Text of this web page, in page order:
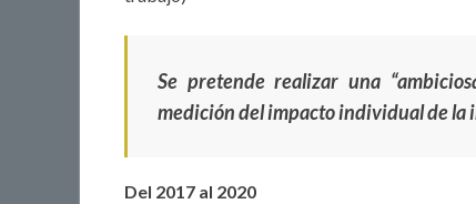
Se pretende realizar una “
medición del impacto individual de la
Del 2017 al 2020